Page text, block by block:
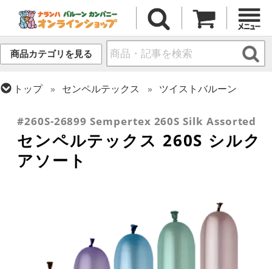
商品カテゴリを見る
トップ センペルテックス
ツイストバルーン
#260S-26899 Sempertex 260S Silk Assorted
センペルテックス 260S シルク
アソート